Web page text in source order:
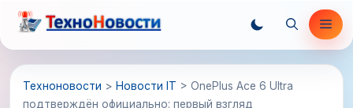
Перейти
содержимому
Техноновости > Новости IT > OnePlus Ace 6 Ultra
подтверждён официально: первый взгляд